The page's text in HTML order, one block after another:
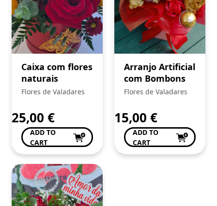
Caixa com flores
naturais
Flores de Valadares
25,00 €
ADD TO
CART
Arranjo Artificial
com Bombons
Flores de Valadares
15,00 €
ADD TO
CART